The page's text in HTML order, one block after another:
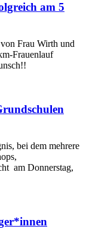
am 5
Frau Wirth und
Frauenlauf
bei dem mehrere
am Donnerstag,